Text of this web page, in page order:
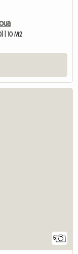
| 10 M2
5